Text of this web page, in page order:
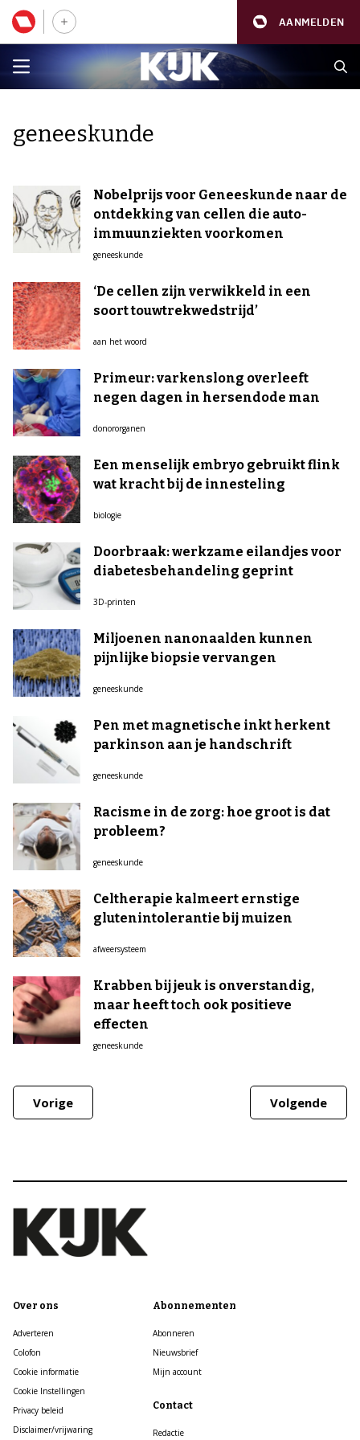
AANMELDEN
geneeskunde
Nobelprijs voor Geneeskunde naar de
ontdekking van cellen die auto-
immuunziekten voorkomen
geneeskunde
‘De cellen zijn verwikkeld in een
soort touwtrekwedstrijd’
aan het woord
Primeur: varkenslong overleeft
negen dagen in hersendode man
donororganen
Een menselijk embryo gebruikt flink
wat kracht bij de innesteling
biologie
Doorbraak: werkzame eilandjes voor
diabetesbehandeling geprint
3D-printen
Miljoenen nanonaalden kunnen
pijnlijke biopsie vervangen
geneeskunde
Pen met magnetische inkt herkent
parkinson aan je handschrift
geneeskunde
Racisme in de zorg: hoe groot is dat
probleem?
geneeskunde
Celtherapie kalmeert ernstige
glutenintolerantie bij muizen
afweersysteem
Krabben bij jeuk is onverstandig,
maar heeft toch ook positieve
effecten
geneeskunde
Vorige Volgende
Over ons
Adverteren
Colofon
Cookie informatie
Cookie Instellingen
Privacy beleid
Disclaimer/vrijwaring
Abonnementen
Abonneren
Nieuwsbrief
Mijn account
Contact
Redactie